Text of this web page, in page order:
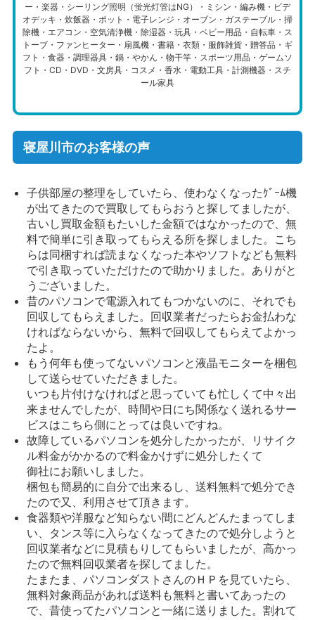
ー・楽器・シーリング照明（蛍光灯管はNG）・ミシン・編み機・ビデ
オデッキ・炊飯器・ポット・電子レンジ・オーブン・ガステーブル・掃
除機・エアコン・空気清浄機・除湿器・玩具・ベビー用品・自転車・ス
トーブ・ファンヒーター・扇風機・書籍・衣類・服飾雑貨・贈答品・ギ
フト・食器・調理器具・鍋・やかん・物干竿・スポーツ用品・ゲームソ
フト・CD・DVD・文房具・コスメ・香水・電動工具・計測機器・スチ
ール家具
寝屋川市のお客様の声
子供部屋の整理をしていたら、使わなくなったｹﾞｰﾑ機
が出てきたので買取してもらおうと探してましたが、
古いし買取金額もたいした金額ではなかったので、無
料で簡単に引き取ってもらえる所を探しました。こち
らは同梱すれば読まなくなった本やソフトなども無料
で引き取っていただけたので助かりました。ありがと
うございました。
昔のパソコンで電源入れてもつかないのに、それでも
回収してもらえました。回収業者だったらお金払わな
ければならないから、無料で回収してもらえてよかっ
たよ。
もう何年も使ってないパソコンと液晶モニターを梱包
して送らせていただきました。
いつも片付けなければと思っていても忙しくて中々出
来ませんでしたが、時間や日にち関係なく送れるサー
ビスはこちら側にとっては良いですね。
故障しているパソコンを処分したかったが、リサイク
ル料金がかかるので料金かけずに処分したくて
御社にお願いしました。
梱包も簡易的に自分で出来るし、送料無料で処分でき
たので又、利用させて頂きます。
食器類や洋服など知らない間にどんどんたまってしま
い、タンス等に入らなくなってきたので処分しようと
回収業者などに見積もりしてもらいましたが、高かっ
たので無料回収業者を探してました。
たまたま、パソコンダストさんのＨＰを見ていたら、
無料対象商品があれば送料も無料と書いてあったの
で、昔使ってたパソコンと一緒に送りました。割れて